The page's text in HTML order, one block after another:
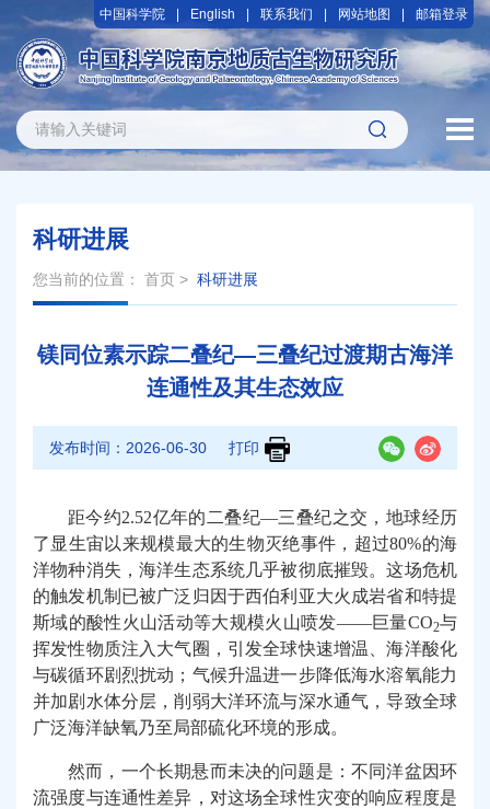
中国科学院 English 联系我们 网站地图 邮箱登录
科研进展
您当前的位置： 首页 > 科研进展
镁同位素示踪二叠纪—三叠纪过渡期古海洋
连通性及其生态效应
发布时间： 2026-06-30 打印
距今约2.52亿年的二叠纪—三叠纪之交，地球经历
了显生宙以来规模最大的生物灭绝事件，超过80%的海
洋物种消失，海洋生态系统几乎被彻底摧毁。这场危机
的触发机制已被广泛归因于西伯利亚大火成岩省和特提
斯域的酸性火山活动等大规模火山喷发——巨量CO2与
挥发性物质注入大气圈，引发全球快速增温、海洋酸化
与碳循环剧烈扰动；气候升温进一步降低海水溶氧能力
并加剧水体分层，削弱大洋环流与深水通气，导致全球
广泛海洋缺氧乃至局部硫化环境的形成。
然而，一个长期悬而未决的问题是：不同洋盆因环
流强度与连通性差异，对这场全球性灾变的响应程度是